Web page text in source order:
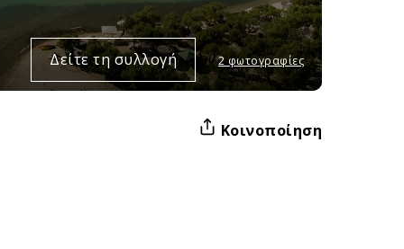
Δείτε τη συλλογή 2 φωτογραφίες
Κοινοποίηση